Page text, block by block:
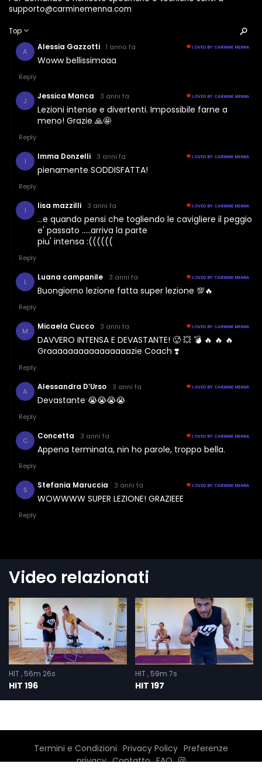
Video relazionati
HIT 56m 26s
HIT 196
HIT 59m 7s
HIT 197
Termini e Condizioni Privacy Policy Preferenze
privacy Contatto FAQ